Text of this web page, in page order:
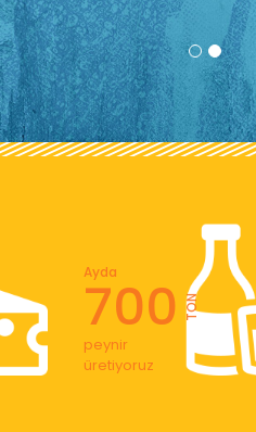
700
Ayda
TON
peynir
üretiyoruz